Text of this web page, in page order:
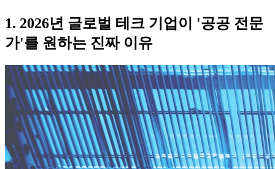
1. 2026년 글로벌 테크 기업이 '공공 전문
가'를 원하는 진짜 이유